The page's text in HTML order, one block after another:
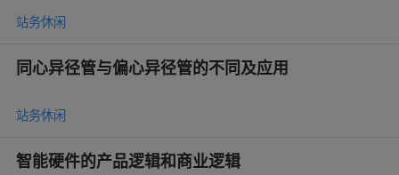
站务休闲
同心异径管与偏心异径管的不同及应用
站务休闲
智能硬件的产品逻辑和商业逻辑